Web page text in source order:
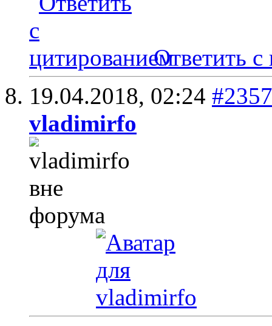
Ответить с
19.04.2018, 02:24 #2357
vladimirfo